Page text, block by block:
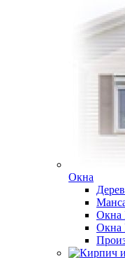
Окна
Окна
Окна